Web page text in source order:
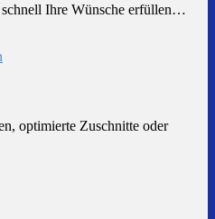
Ihre Wünsche erfüllen…
optimierte Zuschnitte oder